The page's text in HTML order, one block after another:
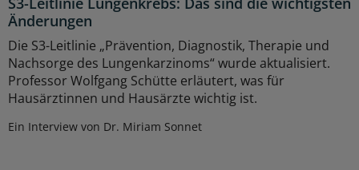
Änderungen
Die S3-Leitlinie „Prävention, Diagnostik, Therapie und
Nachsorge des Lungenkarzinoms“ wurde aktualisiert.
Professor Wolfgang Schütte erläutert, was für
Hausärztinnen und Hausärzte wichtig ist.
Ein Interview von Dr. Miriam Sonnet